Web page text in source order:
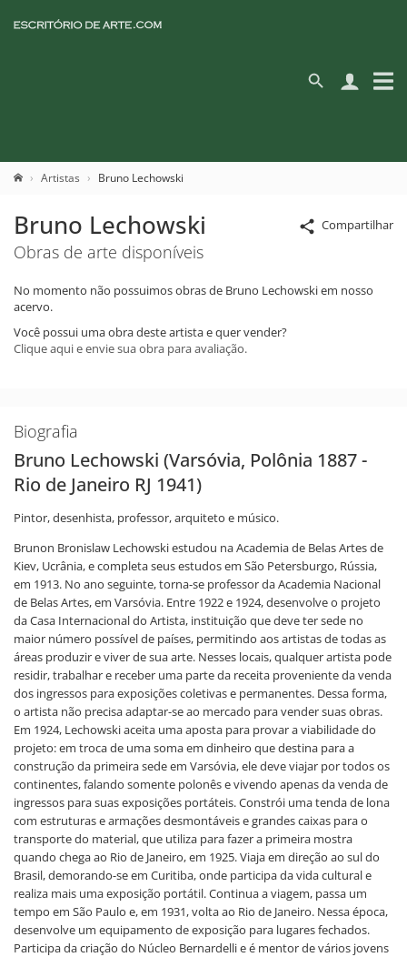
Artistas Bruno Lechowski
Compartilhar
Bruno Lechowski
Obras de arte disponíveis
No momento não possuimos obras de Bruno Lechowski em nosso
acervo.
Você possui uma obra deste artista e quer vender?
Clique aqui e envie sua obra para avaliação.
Biografia
Bruno Lechowski (Varsóvia, Polônia 1887 -
Rio de Janeiro RJ 1941)
Pintor, desenhista, professor, arquiteto e músico.
Brunon Bronislaw Lechowski estudou na Academia de Belas Artes de
Kiev, Ucrânia, e completa seus estudos em São Petersburgo, Rússia,
em 1913. No ano seguinte, torna-se professor da Academia Nacional
de Belas Artes, em Varsóvia. Entre 1922 e 1924, desenvolve o projeto
da Casa Internacional do Artista, instituição que deve ter sede no
maior número possível de países, permitindo aos artistas de todas as
áreas produzir e viver de sua arte. Nesses locais, qualquer artista pode
residir, trabalhar e receber uma parte da receita proveniente da venda
dos ingressos para exposições coletivas e permanentes. Dessa forma,
o artista não precisa adaptar-se ao mercado para vender suas obras.
Em 1924, Lechowski aceita uma aposta para provar a viabilidade do
projeto: em troca de uma soma em dinheiro que destina para a
construção da primeira sede em Varsóvia, ele deve viajar por todos os
continentes, falando somente polonês e vivendo apenas da venda de
ingressos para suas exposições portáteis. Constrói uma tenda de lona
com estruturas e armações desmontáveis e grandes caixas para o
transporte do material, que utiliza para fazer a primeira mostra
quando chega ao Rio de Janeiro, em 1925. Viaja em direção ao sul do
Brasil, demorando-se em Curitiba, onde participa da vida cultural e
realiza mais uma exposição portátil. Continua a viagem, passa um
tempo em São Paulo e, em 1931, volta ao Rio de Janeiro. Nessa época,
desenvolve um equipamento de exposição para lugares fechados.
Participa da criação do Núcleo Bernardelli e é mentor de vários jovens